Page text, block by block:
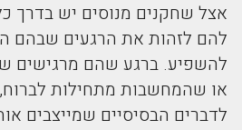
אצל שחקנים מנוסים יש בדרך
להם לזהות את הרגעים שבהם
להשפיע. ברגע שהם
או שהמחשבות מתחילות
לדברים הבסיסיים שמייצבים